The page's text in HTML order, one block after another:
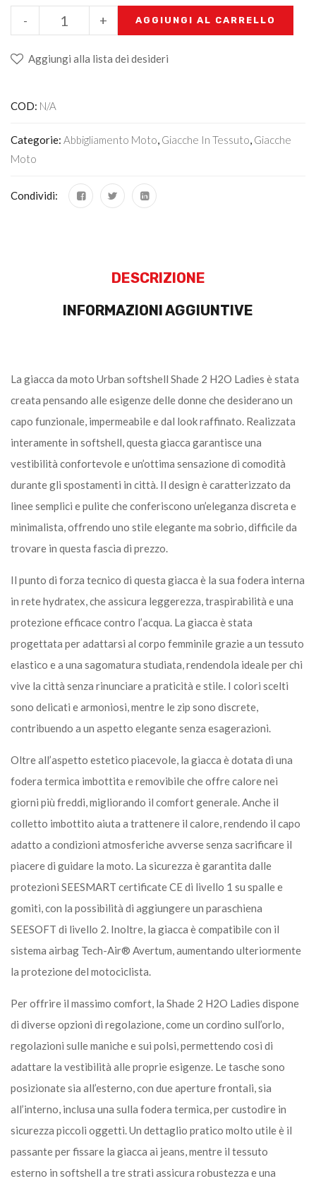
+
- AGGIUNGI AL CARRELLO
Aggiungi alla lista dei desideri
COD: N/A
Categorie: Abbigliamento Moto, Giacche In Tessuto, Giacche
Moto
Condividi:
DESCRIZIONE
INFORMAZIONI AGGIUNTIVE
La giacca da moto Urban softshell Shade 2 H2O Ladies è stata
creata pensando alle esigenze delle donne che desiderano un
capo funzionale, impermeabile e dal look raffinato. Realizzata
interamente in softshell, questa giacca garantisce una
vestibilità confortevole e un’ottima sensazione di comodità
durante gli spostamenti in città. Il design è caratterizzato da
linee semplici e pulite che conferiscono un’eleganza discreta e
minimalista, offrendo uno stile elegante ma sobrio, difficile da
trovare in questa fascia di prezzo.
Il punto di forza tecnico di questa giacca è la sua fodera interna
in rete hydratex, che assicura leggerezza, traspirabilità e una
protezione efficace contro l’acqua. La giacca è stata
progettata per adattarsi al corpo femminile grazie a un tessuto
elastico e a una sagomatura studiata, rendendola ideale per chi
vive la città senza rinunciare a praticità e stile. I colori scelti
sono delicati e armoniosi, mentre le zip sono discrete,
contribuendo a un aspetto elegante senza esagerazioni.
Oltre all’aspetto estetico piacevole, la giacca è dotata di una
fodera termica imbottita e removibile che offre calore nei
giorni più freddi, migliorando il comfort generale. Anche il
colletto imbottito aiuta a trattenere il calore, rendendo il capo
adatto a condizioni atmosferiche avverse senza sacrificare il
piacere di guidare la moto. La sicurezza è garantita dalle
protezioni SEESMART certificate CE di livello 1 su spalle e
gomiti, con la possibilità di aggiungere un paraschiena
SEESOFT di livello 2. Inoltre, la giacca è compatibile con il
sistema airbag Tech-Air® Avertum, aumentando ulteriormente
la protezione del motociclista.
Per offrire il massimo comfort, la Shade 2 H2O Ladies dispone
di diverse opzioni di regolazione, come un cordino sull’orlo,
regolazioni sulle maniche e sui polsi, permettendo così di
adattare la vestibilità alle proprie esigenze. Le tasche sono
posizionate sia all’esterno, con due aperture frontali, sia
all’interno, inclusa una sulla fodera termica, per custodire in
sicurezza piccoli oggetti. Un dettaglio pratico molto utile è il
passante per fissare la giacca ai jeans, mentre il tessuto
esterno in softshell a tre strati assicura robustezza e una